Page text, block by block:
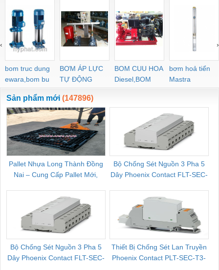
bom truc dung
ewara,bom bu
ewara
BƠM ÁP LỰC
TỰ ĐỘNG
BOM CUU HOA
Diesel,BOM
CHUA CHAY
bơm hoả tiển
Mastra
‹ ›
Sản phẩm mới (147896)
Pallet Nhựa Long Thành Đồng
Nai – Cung Cấp Pallet Mới,
Bộ Chống Sét Nguồn 3 Pha 5
Dây Phoenix Contact FLT-SEC-
Bộ Chống Sét Nguồn 3 Pha 5
Dây Phoenix Contact FLT-SEC-
Thiết Bị Chống Sét Lan Truyền
Phoenix Contact PLT-SEC-T3-